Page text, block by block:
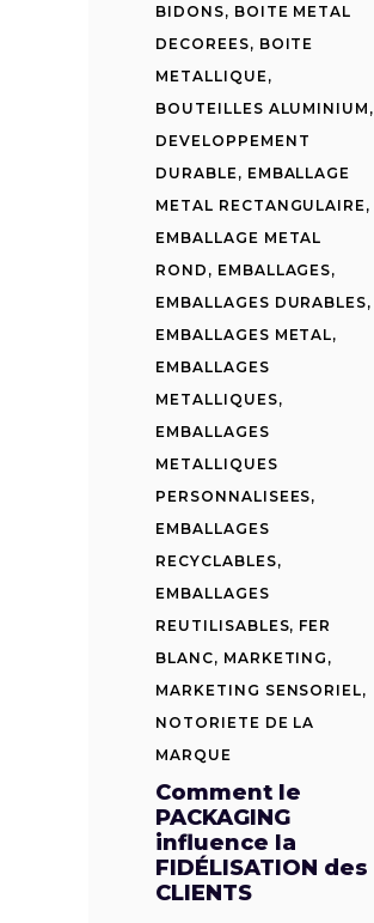
BIDONS, BOITE METAL
DECOREES, BOITE
METALLIQUE,
BOUTEILLES ALUMINIUM ,
DEVELOPPEMENT
DURABLE, EMBALLAGE
METAL RECTANGULAIRE,
EMBALLAGE METAL
ROND , EMBALLAGES,
EMBALLAGES DURABLES,
EMBALLAGES METAL,
EMBALLAGES
METALLIQUES,
EMBALLAGES
METALLIQUES
PERSONNALISEES,
EMBALLAGES
RECYCLABLES,
EMBALLAGES
REUTILISABLES, FER
BLANC, MARKETING ,
MARKETING SENSORIEL,
NOTORIETE DE LA
MARQUE
Comment le
PACKAGING
influence la
FIDÉLISATION des
CLIENTS